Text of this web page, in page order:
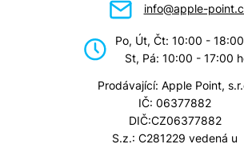
info@apple-
Po, Út, Čt: 10:00 -
St, Pá: 10:00 - 17:00
Prodávající: Apple Point,
IČ: 06377882
DIČ:CZ06377882
S.z.: C281229 vedená u